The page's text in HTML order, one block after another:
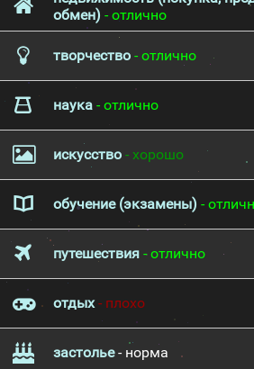
обмен) - отлично
творчество - отлично
наука - отлично
искусство - хорошо
обучение (экзамены) -
путешествия - отлично
отдых- плохо
застолье- норма